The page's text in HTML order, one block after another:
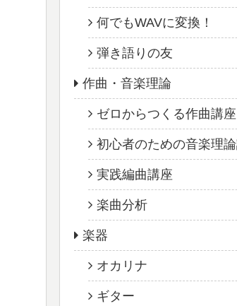
何でもWAVに変換！
弾き語りの友
作曲・音楽理論
ゼロからつくる作曲講座
初心者のための音楽理
実践編曲講座
楽曲分析
楽器
オカリナ
ギター